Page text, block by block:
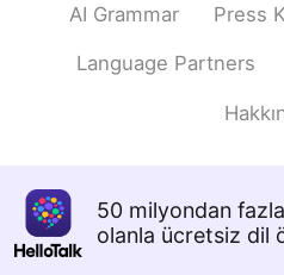
AI Grammar Press
Language Partners
50 milyondan
olanla ücretsiz dil